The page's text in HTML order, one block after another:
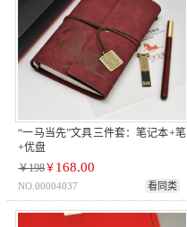
“一马当先”文具三件套：笔记本+笔
+优盘
￥198￥ 168.00
NO.00004037 看同类